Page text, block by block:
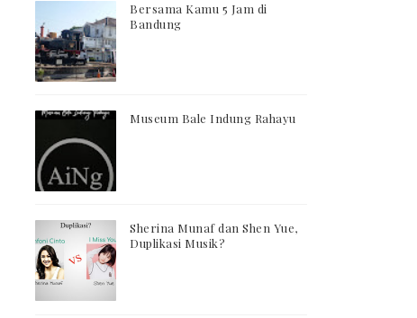
Bersama Kamu 5 Jam di
Bandung
Museum Bale Indung Rahayu
Sherina Munaf dan Shen Yue,
Duplikasi Musik?